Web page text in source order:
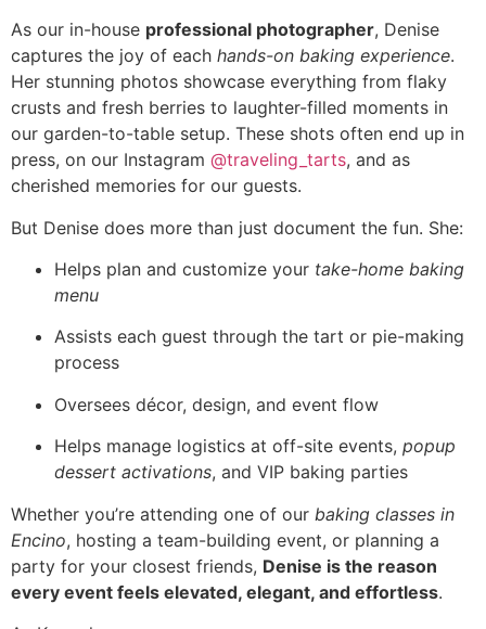
As our in-house professional photographer, Denise
captures the joy of each hands-on baking experience.
Her stunning photos showcase everything from flaky
crusts and fresh berries to laughter-filled moments in
our garden-to-table setup. These shots often end up in
press, on our Instagram @traveling_tarts, and as
cherished memories for our guests.
But Denise does more than just document the fun. She:
Helps plan and customize your take-home baking
menu
Assists each guest through the tart or pie-making
process
Oversees décor, design, and event flow
Helps manage logistics at off-site events, popup
dessert activations, and VIP baking parties
Whether you’re attending one of our baking classes in
Encino, hosting a team-building event, or planning a
party for your closest friends, Denise is the reason
every event feels elevated, elegant, and effortless.